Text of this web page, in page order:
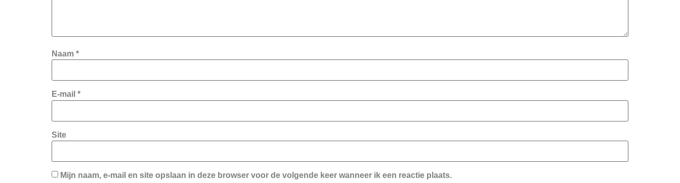
Naam *
E-mail *
Site
Mijn naam, e-mail en site opslaan in deze browser voor de volgende keer wanneer ik een reactie plaats.